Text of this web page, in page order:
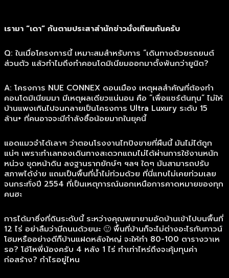
เรามา “เดา” กันตามประสาสำนักข่าวนั่งเทียนกันครับ
Q: ในเมื่อโครงการนี้ เหมาะสมสำหรับการ “เดินทางด้วยรถยนต์
ส่วนตัว แล้วทำไมถึงทำคอนโดมิเนียมออกมาตั้งพันกว่ายูนิต?
A: โครงการ NUE CONNEX ดอนเมือง เหตุผลสำคัญที่ต้องทำ
คอนโดมิเนียมมา มีเหตุผลเดียวแน่นอน คือ “เพื่อแชร์ต้นทุน” ไม่ให้
บ้านแพงเกินไปจนกลายเป็นโครงการ Ultra Luxury ระดับ 15
ล้าน+ ที่คนอาจจะมีกำลังซื้อน้อยมากในยุคนี้
แอดแมวจำได้เลาๆ ว่าตอนโรงงานไทปิงขายที่ผืนนี้ มันไม่ได้ถูก
แน่ๆ เพราะทำเลทองเดินทางสะดวกแถมไม่ได้ผ่านการใช้งานหนัก
หน่วง ขุดหน้าดิน ลงฐานรากยักษ์ๆ ฯลฯ ใดๆ มันสามารถปรับ
สภาพได้ง่าย แถมเป็นพื้นที่น้ำไม่ท่วมด้วย ที่นี่แทบไม่เคยท่วมเลย
จนกระทั่งปี 2554 ที่เป็นเหตุการณ์นอกเหนือการคาดหมายของทุก
คนฮะ
การได้มาซึ่งที่ดินระดับนี้ ระหว่างคุณพยายามอัดบ้านเข้าไปบนพื้นที่
12 ไร่ อย่าลืมว่ามีถนนด้วยนะ 🙂 พื้นที่บ้านก็จะไม่ต่างอะไรกับทาวน์
โฮมหรืออย่างดีก็บ้านแฝดหลังใหญ่ จะให้ทำ 80-100 ตารางวาเห
รอ? โอ้โหพี่น้องครับ 4 หลัง 1 ไร่ ทำเท่าไหร่ถึงจะคุ้มทุนค่า
ก่อสร้าง? กำไรอยู่ไหน